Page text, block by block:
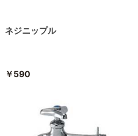
ネジニップル
￥590